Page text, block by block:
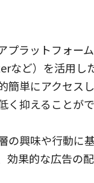
プラットフォー
など）を活用し
簡単にアクセスし
く抑えることがで
の興味や行動に
効果的な広告の